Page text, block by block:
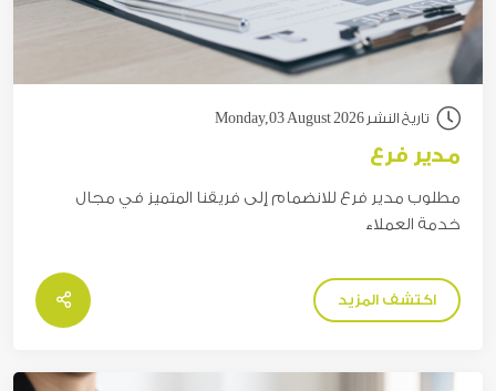
تاريخ النشر Monday,03 August 2026
مدير فرع
مطلوب مدير فرع للانضمام إلى فريقنا المتميز في مجال
خدمة العملاء
اكتشف المزيد